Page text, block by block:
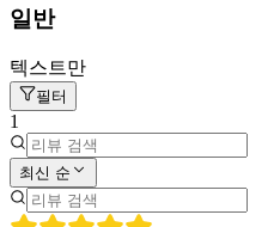
일반
텍스트만
필터
1
최신 순